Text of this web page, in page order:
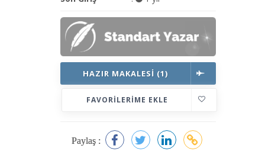
HAZIR MAKALESI (1)
FAVORILERIME EKLE
Paylaş :